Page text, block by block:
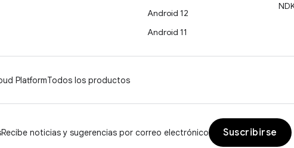
Android 12
Android 11
PlatformTodos los productos
Recibe noticias y sugerencias por correo electrónico Suscribirse